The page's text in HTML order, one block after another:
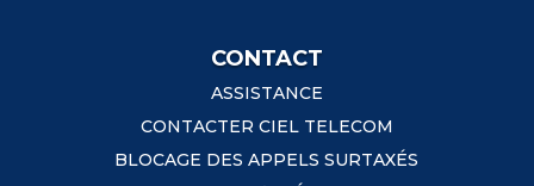
CONTACT
ASSISTANCE
CONTACTER CIEL TELECOM
BLOCAGE DES APPELS SURTAXÉS